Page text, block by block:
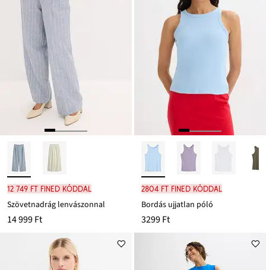
12 749 Ft FINED kóddal
Szövetnadrág lenvászonnal
14 999 Ft
2804 Ft FINED kóddal
Bordás ujjatlan póló
3299 Ft